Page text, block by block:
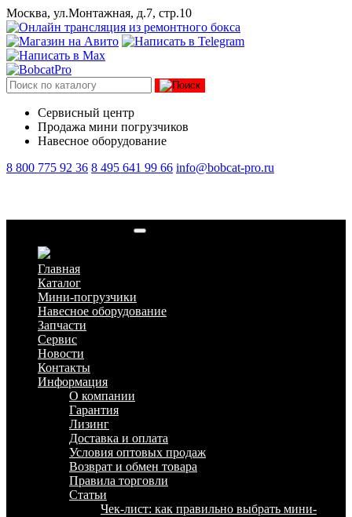
Москва, ул.Монтажная, д.7, стр.10
Сервисный центр
Продажа мини погрузчиков
Навесное оборудование
8 800 775 92 36 8 495 641 99 66 info@bobcat-pro.ru
Главная
Каталог
Мини-погрузчики
Навесное оборудование
Запчасти
Сервис
Новости
Контакты
Информация
О компании
Гарантия
Лизинг
Доставка и оплата
Условия оптовых продаж
Возврат и обмен товара
Правила торговли
Статьи
Чек-лист: как правильно выбрать мини-